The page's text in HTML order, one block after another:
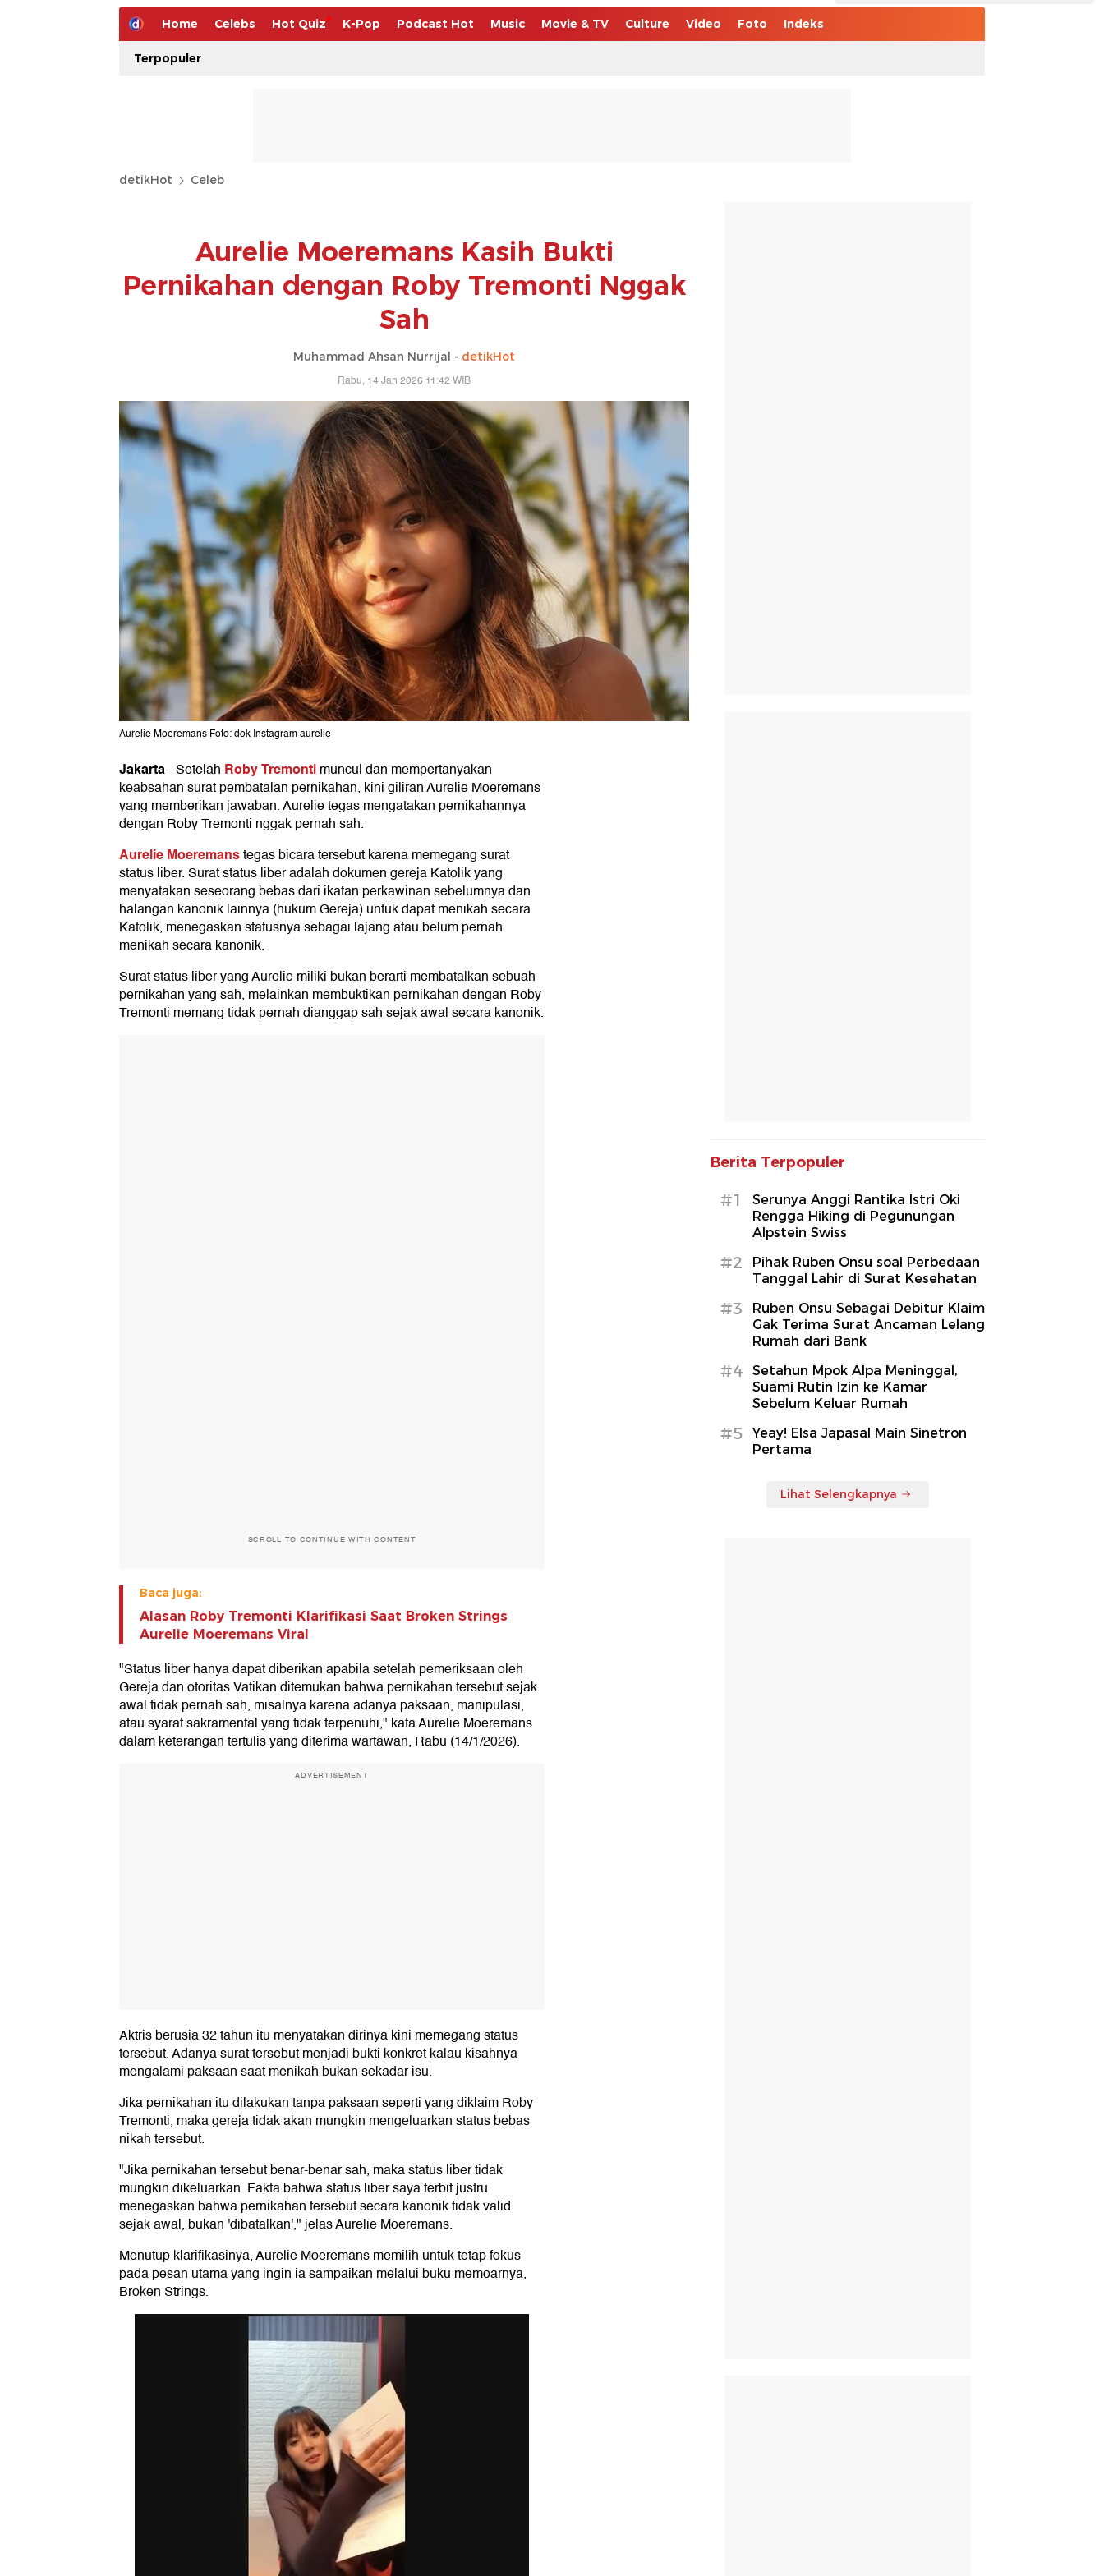
Home Celebs Hot Quiz K-Pop Podcast Hot Music Movie & TV Culture Video Foto Indeks
Terpopuler
detikHot Celeb
Aurelie Moeremans Kasih Bukti
Pernikahan dengan Roby Tremonti Nggak
Sah
Muhammad Ahsan Nurrijal - detikHot
Rabu, 14 Jan 2026 11:42 WIB
Aurelie Moeremans Foto: dok Instagram aurelie
Jakarta-Setelah Roby Tremontimuncul dan mempertanyakan
keabsahan surat pembatalan pernikahan, kini giliran Aurelie Moeremans
yang memberikan jawaban. Aurelie tegas mengatakan pernikahannya
dengan Roby Tremonti nggak pernah sah.
Aurelie Moeremanstegas bicara tersebut karena memegang surat
status liber. Surat status liber adalah dokumen gereja Katolik yang
menyatakan seseorang bebas dari ikatan perkawinan sebelumnya dan
halangan kanonik lainnya (hukum Gereja) untuk dapat menikah secara
Katolik, menegaskan statusnya sebagai lajang atau belum pernah
menikah secara kanonik.
Surat status liber yang Aurelie miliki bukan berarti membatalkan sebuah
pernikahan yang sah, melainkan membuktikan pernikahan dengan Roby
Tremonti memang tidak pernah dianggap sah sejak awal secara kanonik.
SCROLL TO CONTINUE WITH CONTENT
Baca juga:
Alasan Roby Tremonti Klarifikasi Saat Broken Strings
Aurelie Moeremans Viral
"Status liber hanya dapat diberikan apabila setelah pemeriksaan oleh
Gereja dan otoritas Vatikan ditemukan bahwa pernikahan tersebut sejak
awal tidak pernah sah, misalnya karena adanya paksaan, manipulasi,
atau syarat sakramental yang tidak terpenuhi," kata Aurelie Moeremans
dalam keterangan tertulis yang diterima wartawan, Rabu (14/1/2026).
ADVERTISEMENT
Aktris berusia 32 tahun itu menyatakan dirinya kini memegang status
tersebut. Adanya surat tersebut menjadi bukti konkret kalau kisahnya
mengalami paksaan saat menikah bukan sekadar isu.
Jika pernikahan itu dilakukan tanpa paksaan seperti yang diklaim Roby
Tremonti, maka gereja tidak akan mungkin mengeluarkan status bebas
nikah tersebut.
"Jika pernikahan tersebut benar-benar sah, maka status liber tidak
mungkin dikeluarkan. Fakta bahwa status liber saya terbit justru
menegaskan bahwa pernikahan tersebut secara kanonik tidak valid
sejak awal, bukan 'dibatalkan'," jelas Aurelie Moeremans.
Menutup klarifikasinya, Aurelie Moeremans memilih untuk tetap fokus
pada pesan utama yang ingin ia sampaikan melalui buku memoarnya,
Broken Strings.
Berita Terpopuler
#1
Serunya Anggi Rantika Istri Oki
Rengga Hiking di Pegunungan
Alpstein Swiss
#2
Pihak Ruben Onsu soal Perbedaan
Tanggal Lahir di Surat Kesehatan
#3
Ruben Onsu Sebagai Debitur Klaim
Gak Terima Surat Ancaman Lelang
Rumah dari Bank
#4
Setahun Mpok Alpa Meninggal,
Suami Rutin Izin ke Kamar
Sebelum Keluar Rumah
#5
Yeay! Elsa Japasal Main Sinetron
Pertama
Lihat Selengkapnya